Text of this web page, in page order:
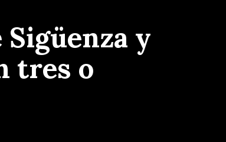
y
tres o